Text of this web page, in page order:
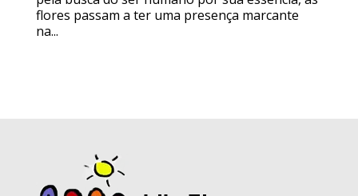
flores passam a ter uma presença marcante
na...